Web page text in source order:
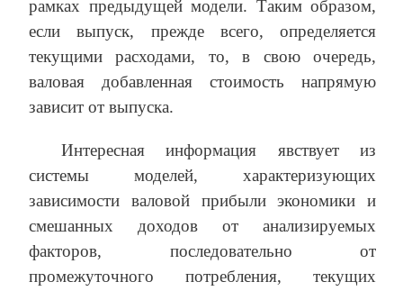
рамках предыдущей модели. Таким образом,
если выпуск, прежде всего, определяется
текущими расходами, то, в свою очередь,
валовая добавленная стоимость напрямую
зависит от выпуска.
Интересная информация явствует из
системы моделей, характеризующих
зависимости валовой прибыли экономики и
смешанных доходов от анализируемых
факторов, последовательно от
промежуточного потребления, текущих